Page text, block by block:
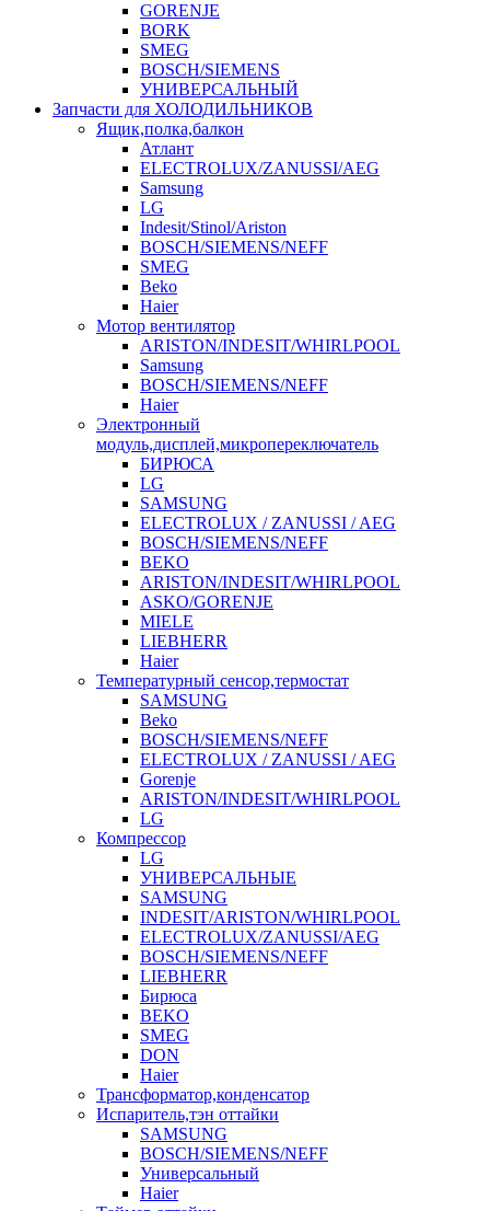
GORENJE
BORK
SMEG
BOSCH/SIEMENS
УНИВЕРСАЛЬНЫЙ
Запчасти для ХОЛОДИЛЬНИКОВ
Ящик,полка,балкон
Атлант
ELECTROLUX/ZANUSSI/AEG
Samsung
LG
Indesit/Stinol/Ariston
BOSCH/SIEMENS/NEFF
SMEG
Beko
Haier
Мотор вентилятор
ARISTON/INDESIT/WHIRLPOOL
Samsung
BOSCH/SIEMENS/NEFF
Haier
Электронный
модуль,дисплей,микропереключатель
БИРЮСА
LG
SAMSUNG
ELECTROLUX / ZANUSSI / AEG
BOSCH/SIEMENS/NEFF
BEKO
ARISTON/INDESIT/WHIRLPOOL
ASKO/GORENJE
MIELE
LIEBHERR
Haier
Температурный сенсор,термостат
SAMSUNG
Beko
BOSCH/SIEMENS/NEFF
ELECTROLUX / ZANUSSI / AEG
Gorenje
ARISTON/INDESIT/WHIRLPOOL
LG
Компрессор
LG
УНИВЕРСАЛЬНЫЕ
SAMSUNG
INDESIT/ARISTON/WHIRLPOOL
ELECTROLUX/ZANUSSI/AEG
BOSCH/SIEMENS/NEFF
LIEBHERR
Бирюса
BEKO
SMEG
DON
Haier
Трансформатор,конденсатор
Испаритель,тэн оттайки
SAMSUNG
BOSCH/SIEMENS/NEFF
Универсальный
Haier